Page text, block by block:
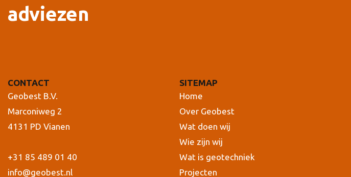
adviezen
CONTACT
Geobest B.V.
Marconiweg 2
4131 PD Vianen
+31 85 489 01 40
info@geobest.nl
SITEMAP
Home
Over Geobest
Wat doen wij
Wie zijn wij
Wat is geotechniek
Projecten